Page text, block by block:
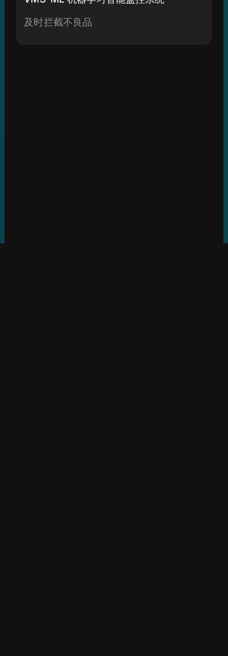
及时拦截不良品